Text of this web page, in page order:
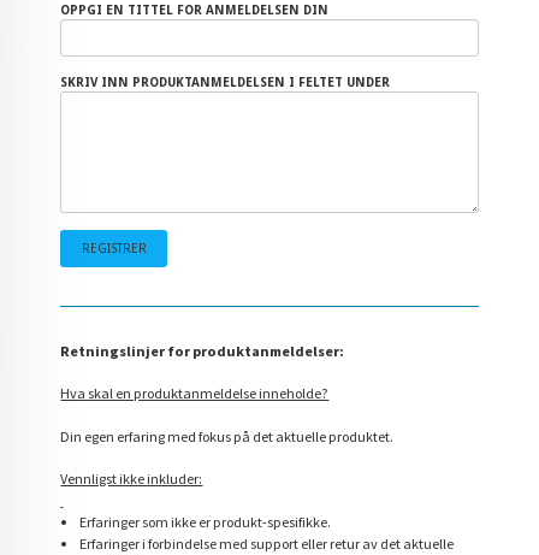
OPPGI EN TITTEL FOR ANMELDELSEN DIN
SKRIV INN PRODUKTANMELDELSEN I FELTET UNDER
Retningslinjer for produktanmeldelser:
Hva skal en produktanmeldelse inneholde?
Din egen erfaring med fokus på det aktuelle produktet.
Vennligst ikke inkluder:
Erfaringer som ikke er produkt-spesifikke.
Erfaringer i forbindelse med support eller retur av det aktuelle